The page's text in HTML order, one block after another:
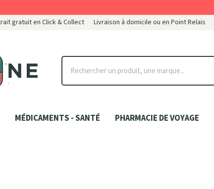
gratuit en Click & Collect Livraison à domicile ou en Point Relais
votre service
MÉDICAMENTS - SANTÉ PHARMACIE DE VOYAGE